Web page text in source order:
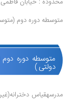
محدوده : خیابان فاطمی
متوسطه دوره دوم
متوسطه دوره دوم
دولتی )